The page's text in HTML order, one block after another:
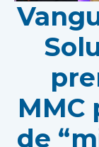
MMC
de